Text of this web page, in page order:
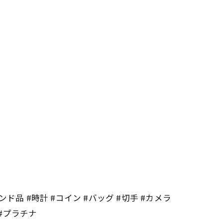
ド品 #時計 #コイン #バッグ #切手 #カメラ
ラチナ